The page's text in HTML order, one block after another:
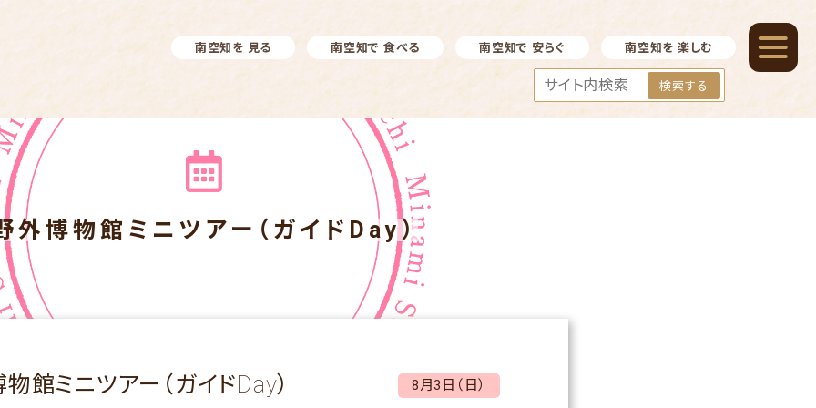
南空知を 見る 南空知で 食べる 南空知で 安らぐ 南空知を 楽しむ
検索する
外博物館ミニツアー（ガイドDay）
館ミニツアー（ガイドDay） 8月3日（日）